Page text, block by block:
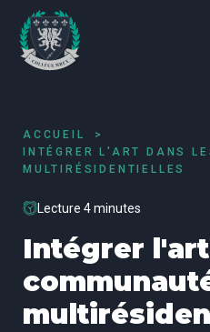
ACCUEIL
INTÉGRER L'ART DANS
MULTIRÉSIDENTIELLES
Lecture 4 minutes
Intégrer